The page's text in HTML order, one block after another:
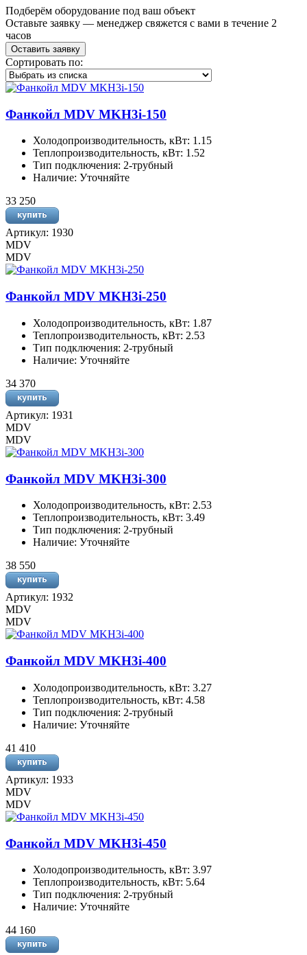
Подберём оборудование под ваш объект
Оставьте заявку — менеджер свяжется с вами в течение 2
часов
Оставить заявку
Сортировать по:
Фанкойл MDV MKH3i-150
Холодопроизводительность, кВт: 1.15
Теплопроизводительность, кВт: 1.52
Тип подключения: 2-трубный
Наличие: Уточняйте
33 250
Артикул: 1930
MDV
MDV
Фанкойл MDV MKH3i-250
Холодопроизводительность, кВт: 1.87
Теплопроизводительность, кВт: 2.53
Тип подключения: 2-трубный
Наличие: Уточняйте
34 370
Артикул: 1931
MDV
MDV
Фанкойл MDV MKH3i-300
Холодопроизводительность, кВт: 2.53
Теплопроизводительность, кВт: 3.49
Тип подключения: 2-трубный
Наличие: Уточняйте
38 550
Артикул: 1932
MDV
MDV
Фанкойл MDV MKH3i-400
Холодопроизводительность, кВт: 3.27
Теплопроизводительность, кВт: 4.58
Тип подключения: 2-трубный
Наличие: Уточняйте
41 410
Артикул: 1933
MDV
MDV
Фанкойл MDV MKH3i-450
Холодопроизводительность, кВт: 3.97
Теплопроизводительность, кВт: 5.64
Тип подключения: 2-трубный
Наличие: Уточняйте
44 160